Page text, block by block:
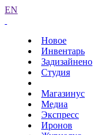
EN
Новое
Инвентарь
Задизайнено
Студия
Магазинус
Медиа
Экспресс
Иронов